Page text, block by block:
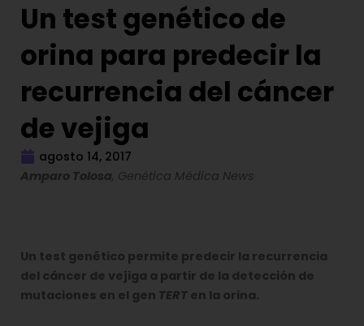
Un test genético de
orina para predecir la
recurrencia del cáncer
de vejiga
agosto 14, 2017
Amparo Tolosa, Genética Médica News
Un test genético permite predecir la recurrencia
del cáncer de vejiga a partir de la detección de
mutaciones en el gen TERT en la orina.